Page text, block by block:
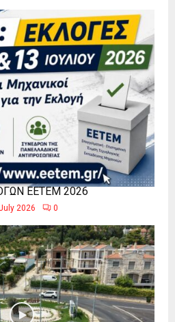
ΕΕΤΕΜ 2026
2026 0